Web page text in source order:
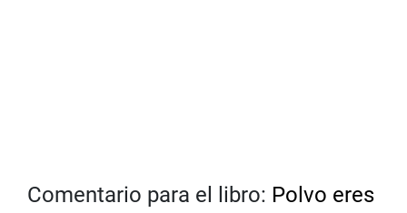
Comentario para el libro: Polvo eres